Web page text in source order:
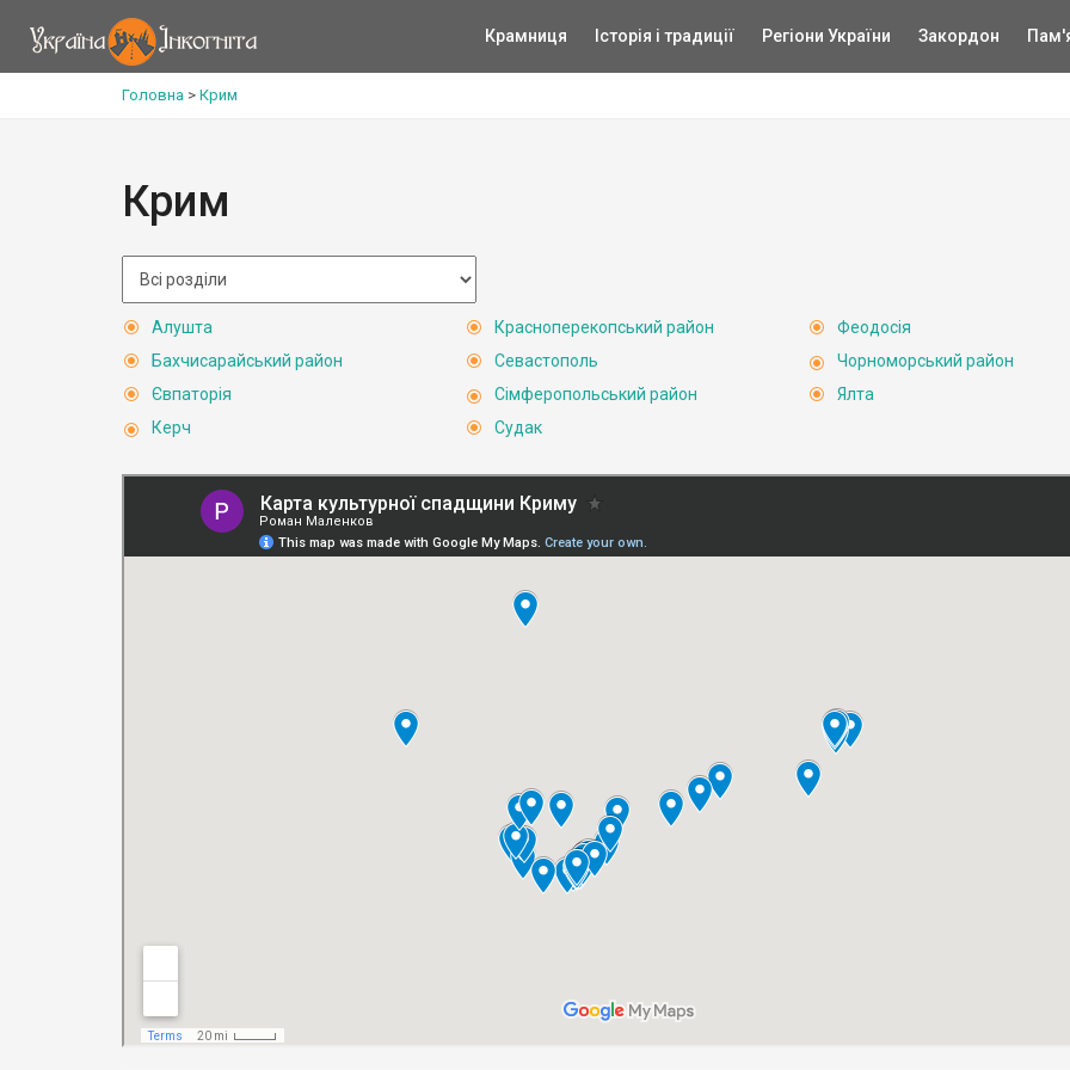
Крамниця Історія і традиції Регіони України Закордон
Головна > Крим
Крим
Алушта
Бахчисарайський район
Євпаторія
Керч
Красноперекопський район
Севастополь
Сімферопольський район
Судак
Феодосія
Чорноморський район
Ялта